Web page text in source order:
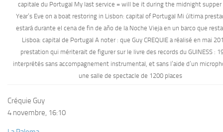
capitale du Portugal My last service = will be it during the midnight
Year’s Eve on a boat restoring in Lisbon: capital of Portugal Mi última
estará durante el cena de fin de año de la Noche Vieja en un barco que
Lisboa: capital de Portugal A noter : que Guy CREQUIE a réalisé en mai
prestation qui mériterait de figurer sur le livre des records du GUINESS :
interprétés sans accompagnement instrumental, et sans l’aide d’un
une salle de spectacle de 1200 places
Créquie Guy
4 novembre, 16:10